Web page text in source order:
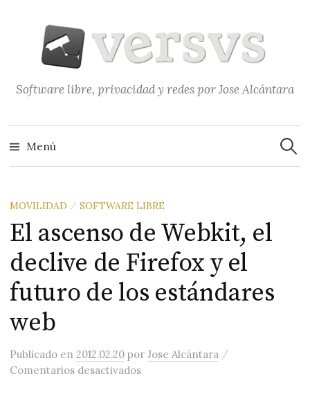
contenido
Software libre, privacidad y redes por Jose Alcántara
Menú
MOVILIDAD / SOFTWARE LIBRE
El ascenso de Webkit, el
declive de Firefox y el
futuro de los estándares
web
Publicado en2012.02.20 porJose Alcántara /
Comentarios desactivadosen El ascenso de Webkit, el